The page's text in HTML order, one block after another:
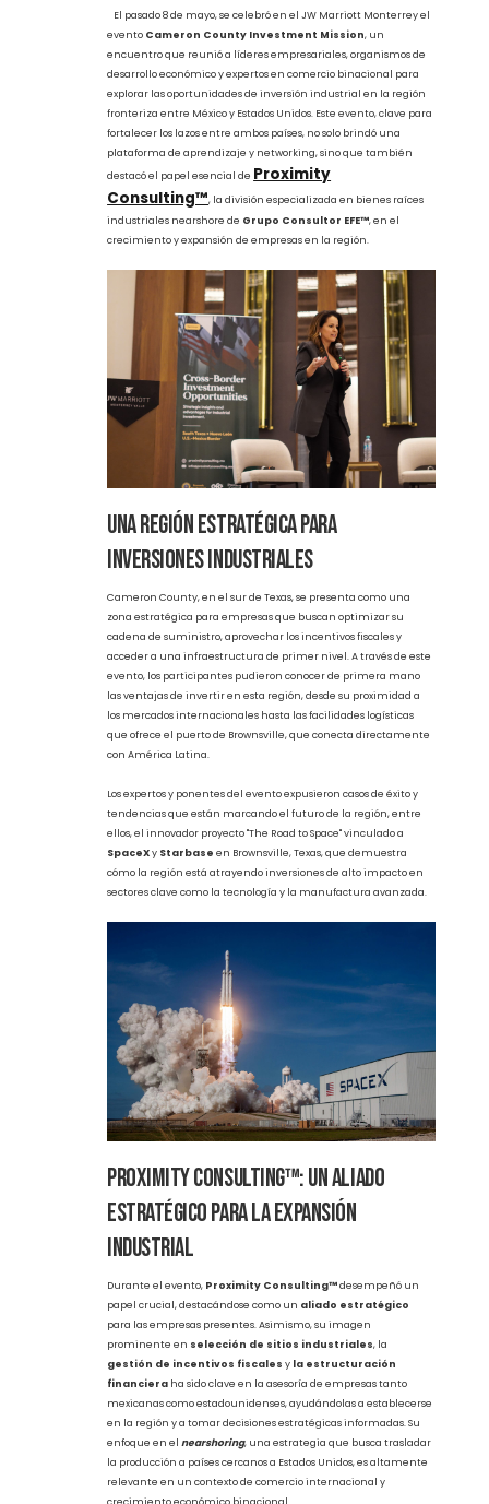
Proximity Consulting™ Impulsa el
Desarrollo Industrial en la Región
Fronteriza en el Cameron County
Investment Mission
El pasado 8 de mayo, se celebró en el JW Marriott Monterrey el
evento Cameron County Investment Mission, un
encuentro que reunió a líderes empresariales, organismos de
desarrollo económico y expertos en comercio binacional para
fronteriza entre México y Estados Unidos. Este evento, clave para
fortalecer los lazos entre ambos países, no solo brindó una
plataforma de aprendizaje y networking, sino que también
destacó el papel esencial de Proximity
Consulting™, la división especializada en bienes raíces
industriales nearshore de Grupo Consultor EFE™ , en el
crecimiento y expansión de empresas en la región.
Una Región Estratégica para
Inversiones Industriales
Cameron County, en el sur de Texas, se presenta como una
cadena de suministro, aprovechar los incentivos fiscales y
acceder a una infraestructura de primer nivel. A través de este
los mercados internacionales hasta las facilidades logísticas
que ofrece el puerto de Brownsville, que conecta directamente
con América Latina.
Los expertos y ponentes del evento expusieron casos de éxito y
tendencias que están marcando el futuro de la región, entre
ellos, el innovador proyecto "The Road to Space" vinculado a
SpaceXyStarbaseen Brownsville, Texas, que demuestra
cómo la región está atrayendo inversiones de alto impacto en
Proximity Consulting™: Un Aliado